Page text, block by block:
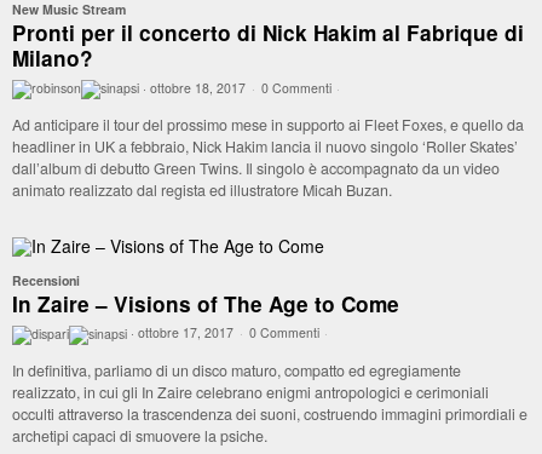
New Music Stream
Pronti per il concerto di Nick Hakim al Fabrique di
Milano?
· ottobre 18, 2017 · 0 Commenti ·
Ad anticipare il tour del prossimo mese in supporto ai Fleet Foxes, e quello da
headliner in UK a febbraio, Nick Hakim lancia il nuovo singolo ‘Roller Skates’
dall’album di debutto Green Twins. Il singolo è accompagnato da un video
animato realizzato dal regista ed illustratore Micah Buzan.
Recensioni
In Zaire – Visions of The Age to Come
· ottobre 17, 2017 · 0 Commenti ·
In definitiva, parliamo di un disco maturo, compatto ed egregiamente
realizzato, in cui gli In Zaire celebrano enigmi antropologici e cerimoniali
occulti attraverso la trascendenza dei suoni, costruendo immagini primordiali e
archetipi capaci di smuovere la psiche.